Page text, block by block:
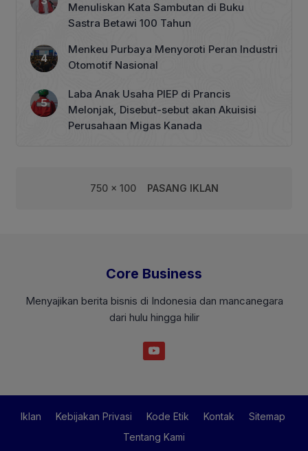
Menuliskan Kata Sambutan di Buku
Sastra Betawi 100 Tahun
Menkeu Purbaya Menyoroti Peran Industri
Otomotif Nasional
Laba Anak Usaha PIEP di Prancis
Melonjak, Disebut-sebut akan Akuisisi
Perusahaan Migas Kanada
750 x 100 PASANG IKLAN
Core Business
Menyajikan berita bisnis di Indonesia dan mancanegara
dari hulu hingga hilir
Iklan Kebijakan Privasi Kode Etik Kontak
Sitemap
Tentang Kami